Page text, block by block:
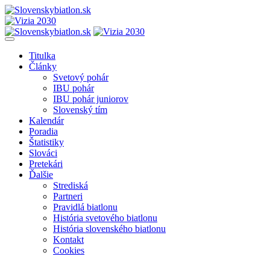
Titulka
Články
Svetový pohár
IBU pohár
IBU pohár juniorov
Slovenský tím
Kalendár
Poradia
Štatistiky
Slováci
Pretekári
Ďalšie
Strediská
Partneri
Pravidlá biatlonu
História svetového biatlonu
História slovenského biatlonu
Kontakt
Cookies